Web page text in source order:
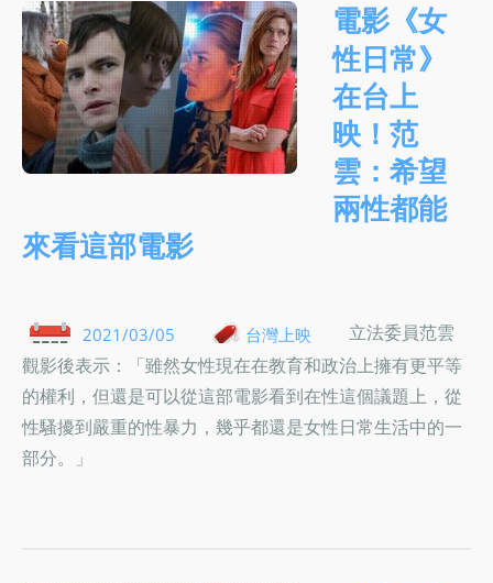
電影《女
性日常》
在台上
映！范
雲：希望
兩性都能
來看這部電影
2021/03/05 台灣上映
立法委員范雲
觀影後表示：「雖然女性現在在教育和政治上擁有更平等
的權利，但還是可以從這部電影看到在性這個議題上，從
性騷擾到嚴重的性暴力，幾乎都還是女性日常生活中的一
部分。」